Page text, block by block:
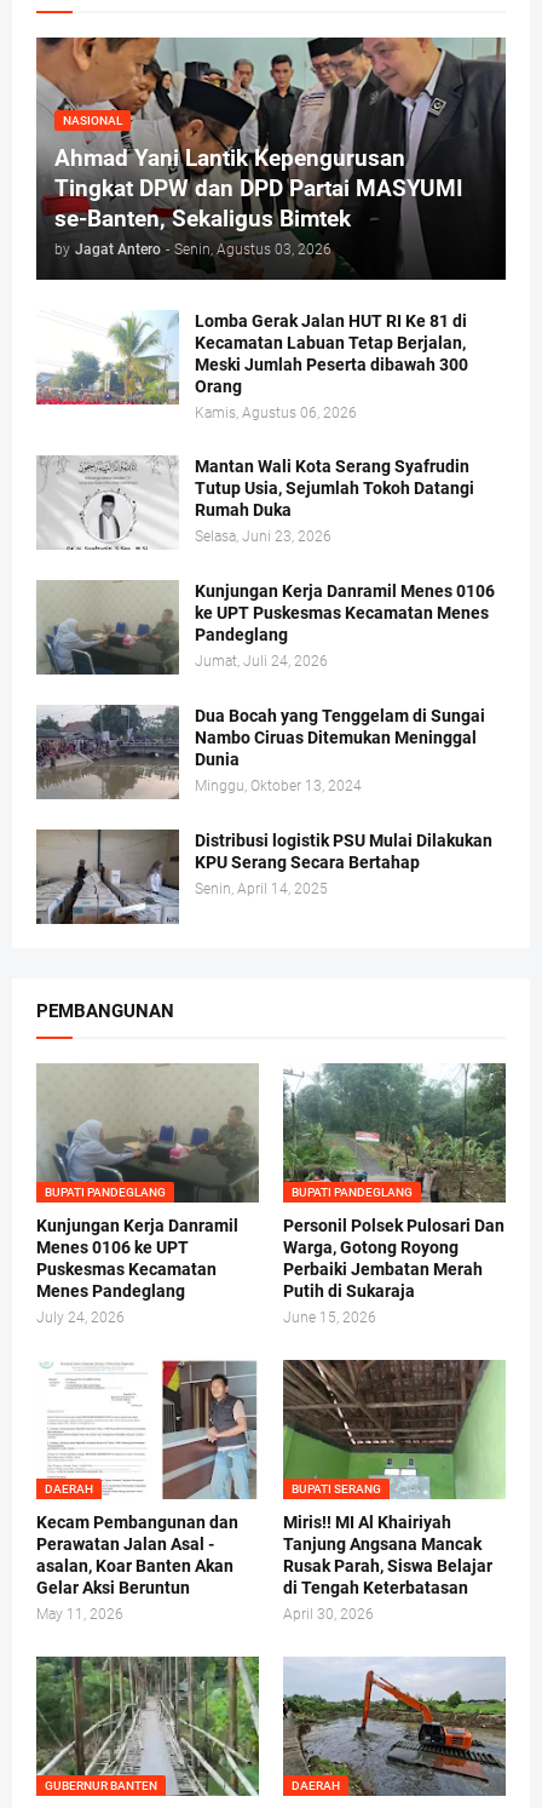
NASIONAL
Ahmad Yani Lantik Kepengurusan
Tingkat DPW dan DPD Partai MASYUMI
se-Banten, Sekaligus Bimtek
by Jagat Antero - Senin, Agustus 03, 2026
Lomba Gerak Jalan HUT RI Ke 81 di
Kecamatan Labuan Tetap Berjalan,
Meski Jumlah Peserta dibawah 300
Orang
Kamis, Agustus 06, 2026
Mantan Wali Kota Serang Syafrudin
Tutup Usia, Sejumlah Tokoh Datangi
Rumah Duka
Selasa, Juni 23, 2026
Kunjungan Kerja Danramil Menes 0106
ke UPT Puskesmas Kecamatan Menes
Pandeglang
Jumat, Juli 24, 2026
Dua Bocah yang Tenggelam di Sungai
Nambo Ciruas Ditemukan Meninggal
Dunia
Minggu, Oktober 13, 2024
Distribusi logistik PSU Mulai Dilakukan
KPU Serang Secara Bertahap
Senin, April 14, 2025
PEMBANGUNAN
BUPATI PANDEGLANG
Kunjungan Kerja Danramil
Menes 0106 ke UPT
Puskesmas Kecamatan
Menes Pandeglang
July 24, 2026
BUPATI PANDEGLANG
Personil Polsek Pulosari Dan
Warga, Gotong Royong
Perbaiki Jembatan Merah
Putih di Sukaraja
June 15, 2026
DAERAH
Kecam Pembangunan dan
Perawatan Jalan Asal -
asalan, Koar Banten Akan
Gelar Aksi Beruntun
May 11, 2026
BUPATI SERANG
Miris!! MI Al Khairiyah
Tanjung Angsana Mancak
Rusak Parah, Siswa Belajar
di Tengah Keterbatasan
April 30, 2026
GUBERNUR BANTEN DAERAH